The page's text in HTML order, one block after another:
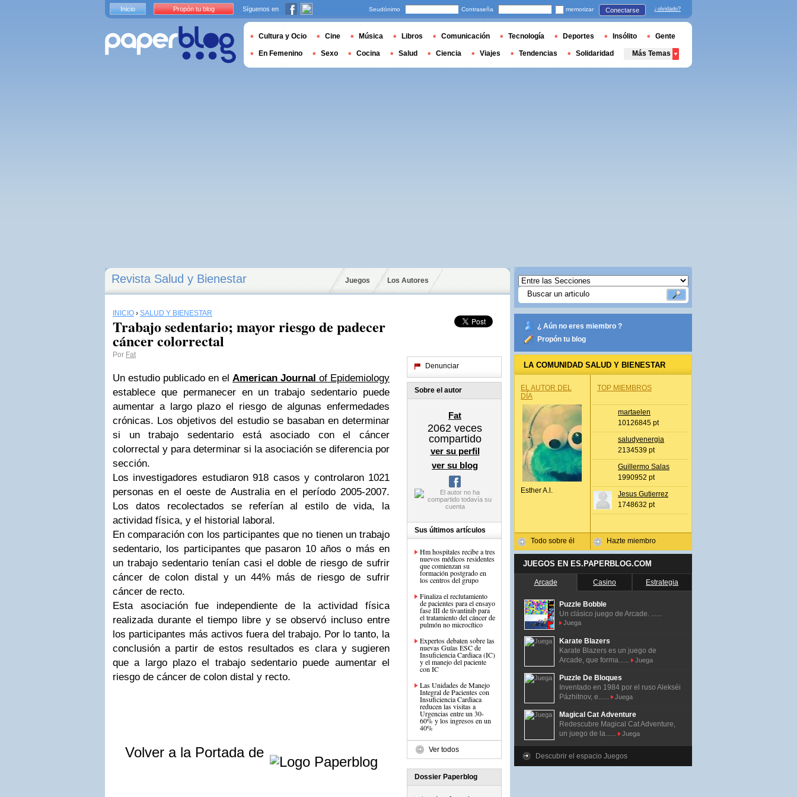
Revista Salud y Bienestar Juegos Los Autores
INICIO › SALUD Y BIENESTAR
Trabajo sedentario; mayor riesgo de padecer
cáncer colorrectal
Por Fat
Un estudio publicado en el American Journal of Epidemiology
establece que permanecer en un trabajo sedentario puede
aumentar a largo plazo el riesgo de algunas enfermedades
crónicas. Los objetivos del estudio se basaban en determinar
si un trabajo sedentario está asociado con el cáncer
colorrectal y para determinar si la asociación se diferencia por
sección.
Los investigadores estudiaron 918 casos y controlaron 1021
personas en el oeste de Australia en el período 2005-2007.
Los datos recolectados se referían al estilo de vida, la
actividad física, y el historial laboral.
En comparación con los participantes que no tienen un trabajo
sedentario, los participantes que pasaron 10 años o más en
un trabajo sedentario tenían casi el doble de riesgo de sufrir
cáncer de colon distal y un 44% más de riesgo de sufrir
cáncer de recto.
Esta asociación fue independiente de la actividad física
realizada durante el tiempo libre y se observó incluso entre
los participantes más activos fuera del trabajo. Por lo tanto, la
conclusión a partir de estos resultados es clara y sugieren
que a largo plazo el trabajo sedentario puede aumentar el
riesgo de cáncer de colon distal y recto.
Volver a la Portada de
Denunciar
Sobre el autor
Fat
2062 veces
compartido
ver su perfil
ver su blog
Sus últimos artículos
Hm hospitales recibe a tres
nuevos médicos residentes
que comienzan su
formación postgrado en
los centros del grupo
Finaliza el reclutamiento
de pacientes para el ensayo
fase III de tivantinib para
el tratamiento del cáncer de
Expertos debaten sobre las
nuevas Guías ESC de
Insuficiencia Cardiaca (IC)
y el manejo del paciente
con IC
Las Unidades de Manejo
Integral de Pacientes con
Insuficiencia Cardiaca
reducen las visitas a
Urgencias entre un 30-
60% y los ingresos en un
40%
Ver todos
Dossier Paperblog
¿ Aún no eres miembro ?
Propón tu blog
LA COMUNIDAD SALUD Y BIENESTAR
EL AUTOR DEL
DÍA
Esther A.l.
Todo sobre él
TOP MIEMBROS
martaelen
10126845 pt
saludyenergia
2134539 pt
Guillermo Salas
1990952 pt
Jesus Gutierrez
1748632 pt
Hazte miembro
JUEGOS EN ES.PAPERBLOG.COM
Arcade Casino Estrategia
Puzzle Bobble
Un clásico juego de Arcade. ......
Juega
Karate Blazers
Karate Blazers es un juego de
Arcade, que forma......
Juega
Puzzle De Bloques
Inventado en 1984 por el ruso Alekséi
Pázhitnov, e......
Juega
Magical Cat Adventure
Redescubre Magical Cat Adventure,
un juego de la......
Juega
Descubrir el espacio Juegos
Inicio Propón tu blog Síguenos en Seudónimo Contraseña memorizar Conectarse ¿olvidado?
Cultura y Ocio Cine Música Libros Comunicación Tecnología Deportes Insólito Gente
En Femenino Sexo Cocina Salud Ciencia Viajes Tendencias Solidaridad Más Temas